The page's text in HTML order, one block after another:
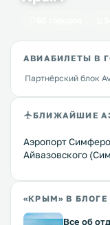
АВИАБИЛЕТЫ В
Партнёрский блок
БЛИЖАЙШИЕ
Аэропорт
Айвазовского
«КРЫМ» В БЛОГЕ
Все об